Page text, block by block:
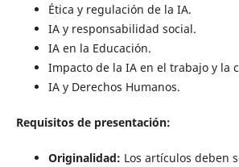
Ética y regulación de la IA.
IA y responsabilidad social.
IA en la Educación.
Impacto de la IA en el trabajo y la
IA y Derechos Humanos.
Requisitos de presentación:
Originalidad: Los artículos deben